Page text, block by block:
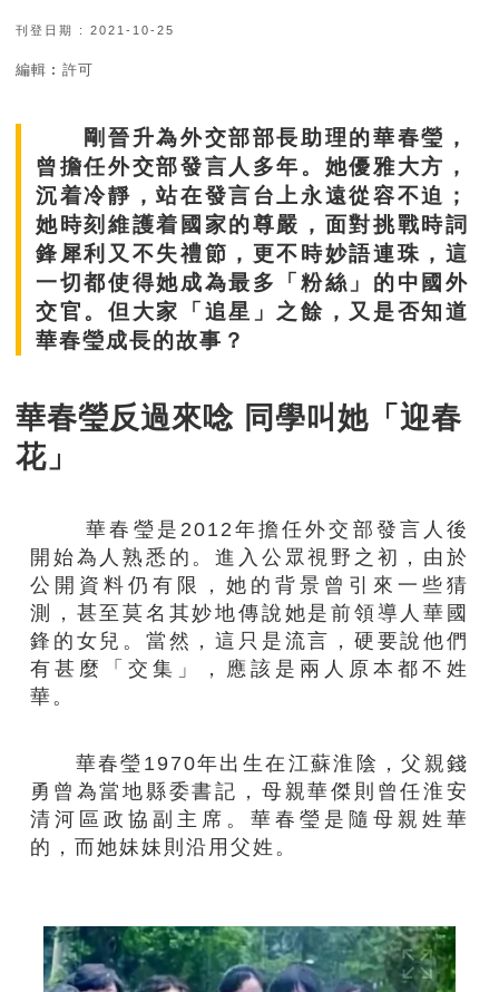
刊登日期 : 2021-10-25
編輯︰許可
剛晉升為外交部部長助理的華春瑩，
曾擔任外交部發言人多年。她優雅大方，
沉着冷靜，站在發言台上永遠從容不迫；
她時刻維護着國家的尊嚴，面對挑戰時詞
鋒犀利又不失禮節，更不時妙語連珠，這
一切都使得她成為最多「粉絲」的中國外
交官。但大家「追星」之餘，又是否知道
華春瑩成長的故事？
華春瑩反過來唸 同學叫她「迎春
花」
華春瑩是2012年擔任外交部發言人後
開始為人熟悉的。進入公眾視野之初，由於
公開資料仍有限，她的背景曾引來一些猜
測，甚至莫名其妙地傳說她是前領導人華國
鋒的女兒。當然，這只是流言，硬要說他們
有甚麼「交集」，應該是兩人原本都不姓
華。
華春瑩1970年出生在江蘇淮陰，父親錢
勇曾為當地縣委書記，母親華傑則曾任淮安
清河區政協副主席。華春瑩是隨母親姓華
的，而她妹妹則沿用父姓。